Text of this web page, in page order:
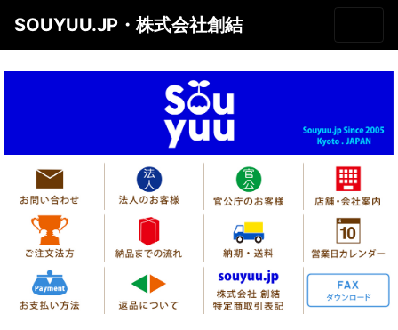
SOUYUU.JP・株式会社創結